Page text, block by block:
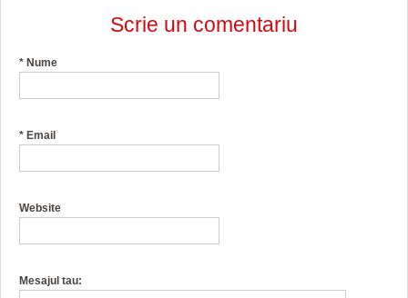
Scrie un comentariu
* Nume
* Email
Website
Mesajul tau: